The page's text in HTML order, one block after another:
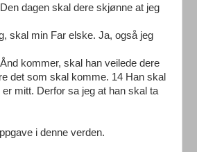
dagen skal dere skjønne at jeg
skal min Far elske. Ja, også jeg
kommer, skal han veilede dere
det som skal komme. 14 Han skal
mitt. Derfor sa jeg at han skal ta
i denne verden.